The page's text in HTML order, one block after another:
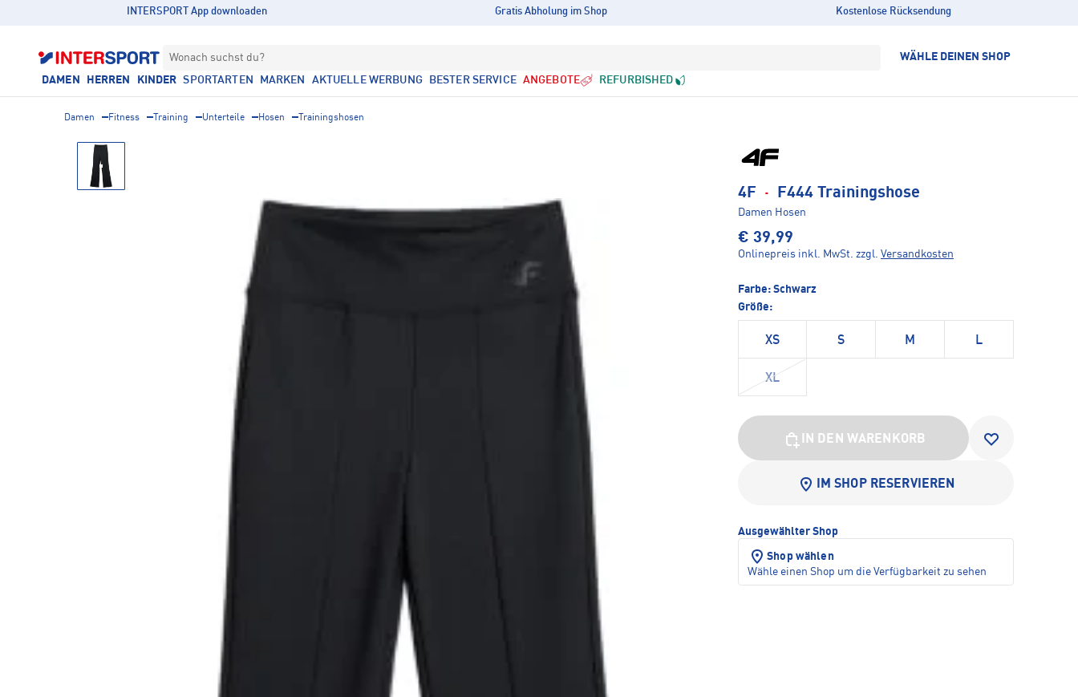
INTERSPORT App downloaden Gratis Abholung im Shop Kostenlose Rücksendung
Wonach suchst du? WÄHLE DEINEN SHOP
DAMEN HERREN KINDER SPORTARTEN MARKEN AKTUELLE WERBUNG BESTER SERVICE ANGEBOTE REFURBISHED
Damen Fitness Training Unterteile Hosen Trainingshosen
4F · F444 Trainingshose
Damen Hosen
€ 39,99
Onlinepreis inkl. MwSt. zzgl. Versandkosten
Farbe: Schwarz
Größe:
XS S M L
XL
IN DEN WARENKORB
IM SHOP RESERVIEREN
Ausgewählter Shop
Shop wählen
Wähle einen Shop um die Verfügbarkeit zu sehen